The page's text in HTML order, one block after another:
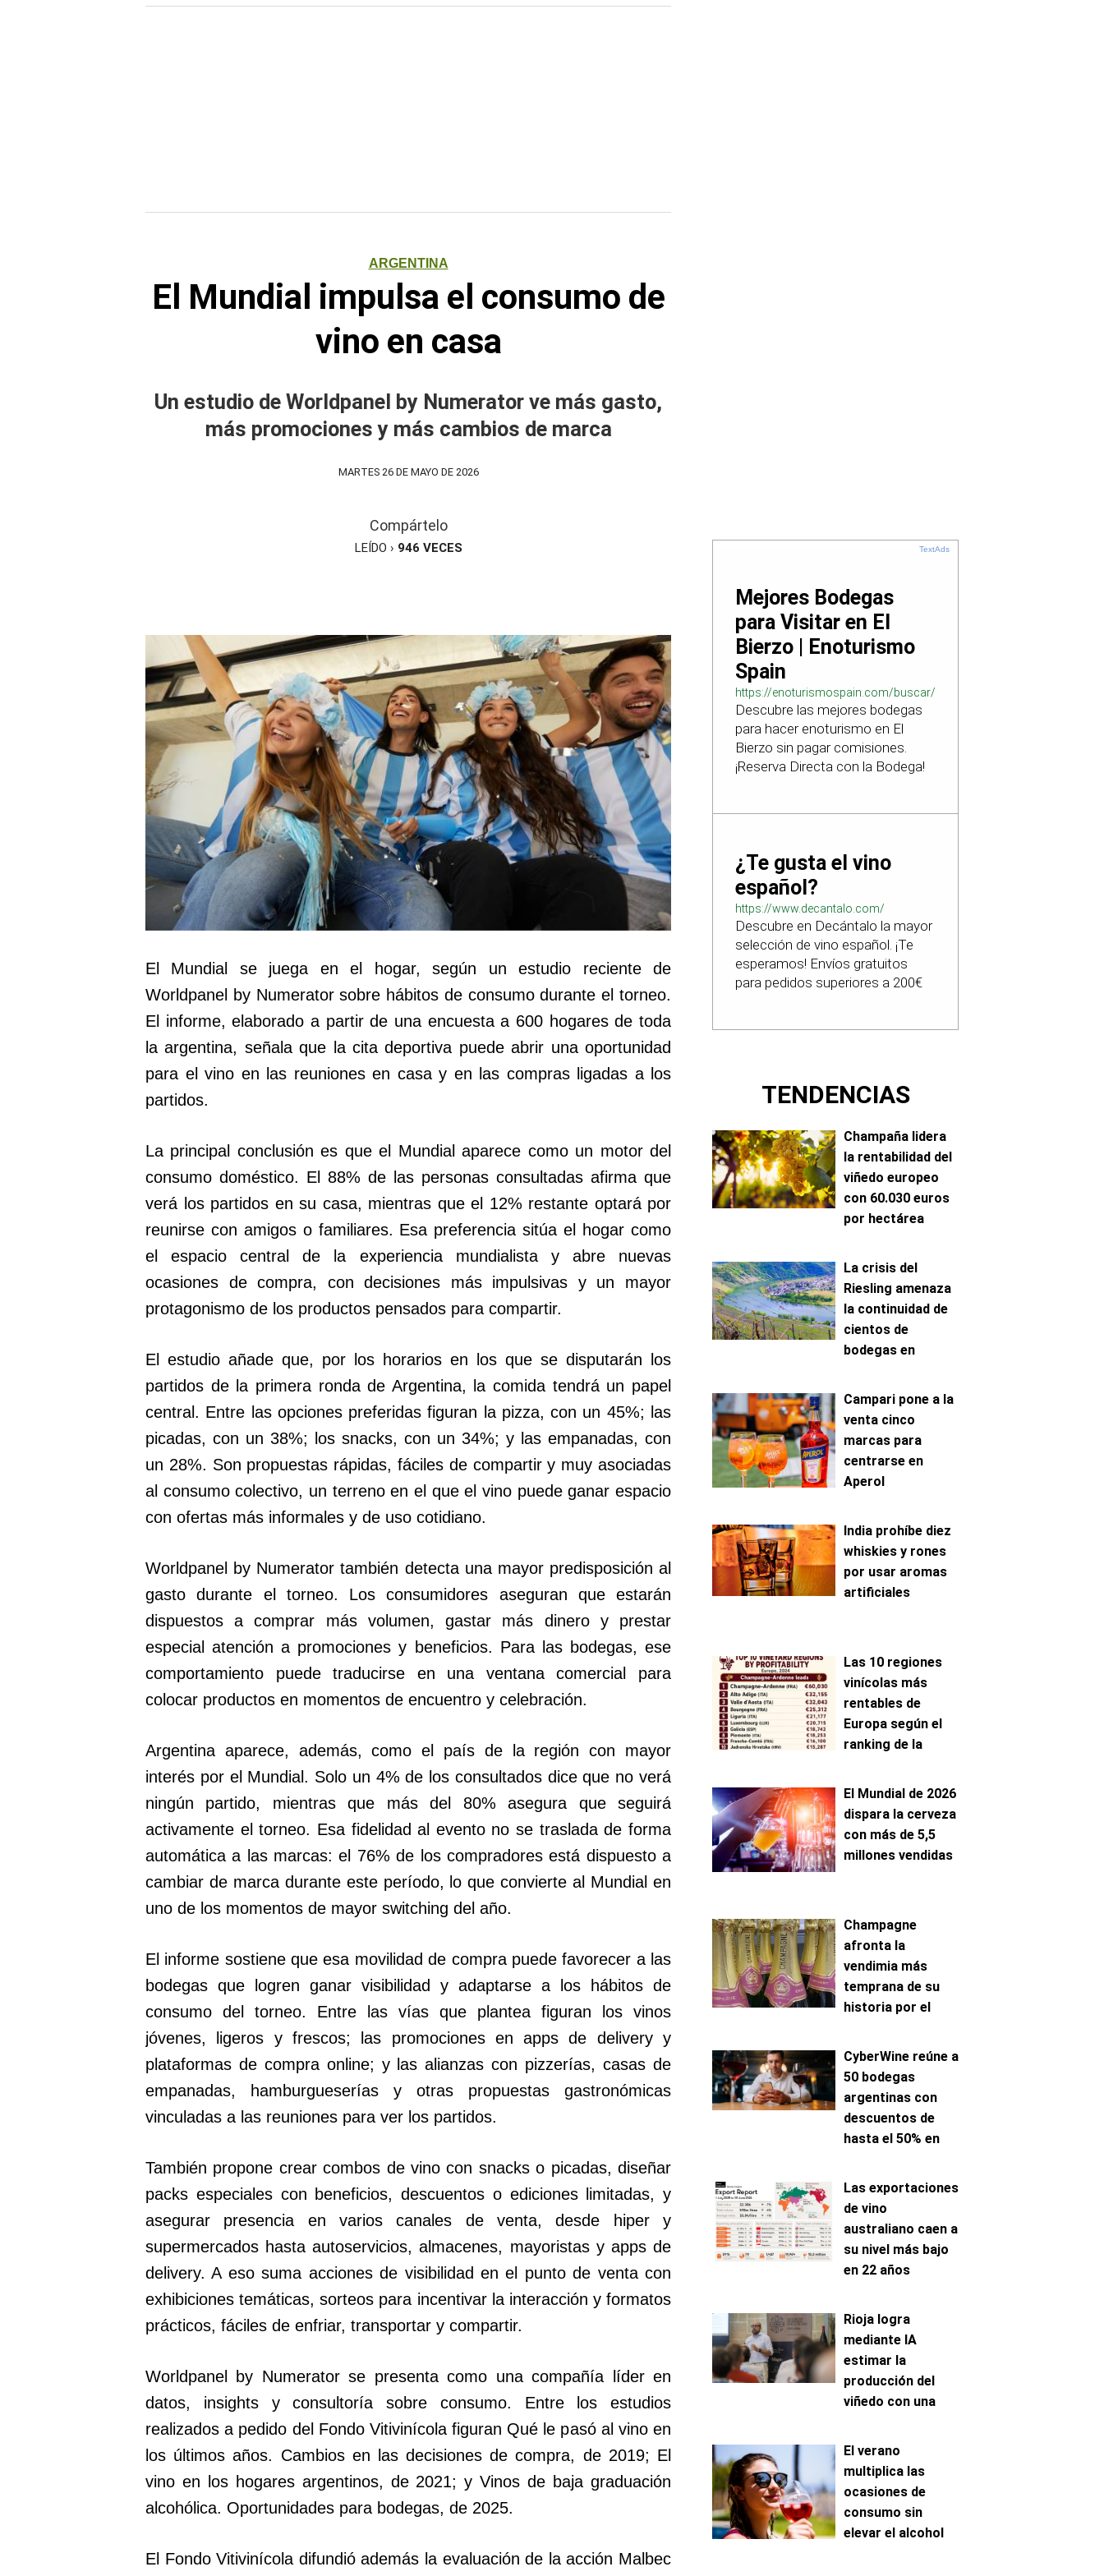
ARGENTINA
El Mundial impulsa el consumo de
vino en casa
Un estudio de Worldpanel by Numerator ve más gasto,
más promociones y más cambios de marca
MARTES 26 DE MAYO DE 2026
Compártelo
LEÍDO › 946 VECES
El Mundial se juega en el hogar, según un estudio reciente de
Worldpanel by Numerator sobre hábitos de consumo durante el torneo.
El informe, elaborado a partir de una encuesta a 600 hogares de toda
la argentina, señala que la cita deportiva puede abrir una oportunidad
para el vino en las reuniones en casa y en las compras ligadas a los
partidos.
La principal conclusión es que el Mundial aparece como un motor del
consumo doméstico. El 88% de las personas consultadas afirma que
verá los partidos en su casa, mientras que el 12% restante optará por
reunirse con amigos o familiares. Esa preferencia sitúa el hogar como
el espacio central de la experiencia mundialista y abre nuevas
ocasiones de compra, con decisiones más impulsivas y un mayor
protagonismo de los productos pensados para compartir.
El estudio añade que, por los horarios en los que se disputarán los
partidos de la primera ronda de Argentina, la comida tendrá un papel
central. Entre las opciones preferidas figuran la pizza, con un 45%; las
picadas, con un 38%; los snacks, con un 34%; y las empanadas, con
un 28%. Son propuestas rápidas, fáciles de compartir y muy asociadas
al consumo colectivo, un terreno en el que el vino puede ganar espacio
con ofertas más informales y de uso cotidiano.
Worldpanel by Numerator también detecta una mayor predisposición al
gasto durante el torneo. Los consumidores aseguran que estarán
dispuestos a comprar más volumen, gastar más dinero y prestar
especial atención a promociones y beneficios. Para las bodegas, ese
comportamiento puede traducirse en una ventana comercial para
colocar productos en momentos de encuentro y celebración.
Argentina aparece, además, como el país de la región con mayor
interés por el Mundial. Solo un 4% de los consultados dice que no verá
ningún partido, mientras que más del 80% asegura que seguirá
activamente el torneo. Esa fidelidad al evento no se traslada de forma
automática a las marcas: el 76% de los compradores está dispuesto a
cambiar de marca durante este período, lo que convierte al Mundial en
uno de los momentos de mayor switching del año.
El informe sostiene que esa movilidad de compra puede favorecer a las
bodegas que logren ganar visibilidad y adaptarse a los hábitos de
consumo del torneo. Entre las vías que plantea figuran los vinos
jóvenes, ligeros y frescos; las promociones en apps de delivery y
plataformas de compra online; y las alianzas con pizzerías, casas de
empanadas, hamburgueserías y otras propuestas gastronómicas
vinculadas a las reuniones para ver los partidos.
También propone crear combos de vino con snacks o picadas, diseñar
packs especiales con beneficios, descuentos o ediciones limitadas, y
asegurar presencia en varios canales de venta, desde hiper y
supermercados hasta autoservicios, almacenes, mayoristas y apps de
delivery. A eso suma acciones de visibilidad en el punto de venta con
exhibiciones temáticas, sorteos para incentivar la interacción y formatos
prácticos, fáciles de enfriar, transportar y compartir.
Worldpanel by Numerator se presenta como una compañía líder en
datos, insights y consultoría sobre consumo. Entre los estudios
realizados a pedido del Fondo Vitivinícola figuran Qué le pasó al vino en
los últimos años. Cambios en las decisiones de compra, de 2019; El
vino en los hogares argentinos, de 2021; y Vinos de baja graduación
alcohólica. Oportunidades para bodegas, de 2025.
El Fondo Vitivinícola difundió además la evaluación de la acción Malbec
TextAds
Mejores Bodegas
para Visitar en El
Bierzo | Enoturismo
Spain
https://enoturismospain.com/buscar/ciudad-
visitar-bodegas-en-leon
Descubre las mejores bodegas
para hacer enoturismo en El
Bierzo sin pagar comisiones.
¡Reserva Directa con la Bodega!
¿Te gusta el vino
español?
https://www.decantalo.com/
Descubre en Decántalo la mayor
selección de vino español. ¡Te
esperamos! Envíos gratuitos
para pedidos superiores a 200€
TENDENCIAS
Champaña lidera
la rentabilidad del
viñedo europeo
con 60.030 euros
por hectárea
La crisis del
Riesling amenaza
la continuidad de
cientos de
bodegas en
Campari pone a la
venta cinco
marcas para
centrarse en
Aperol
India prohíbe diez
whiskies y rones
por usar aromas
artificiales
Las 10 regiones
vinícolas más
rentables de
Europa según el
ranking de la
El Mundial de 2026
dispara la cerveza
con más de 5,5
millones vendidas
Champagne
afronta la
vendimia más
temprana de su
historia por el
maduración
CyberWine reúne a
50 bodegas
argentinas con
descuentos de
hasta el 50% en
Las exportaciones
de vino
australiano caen a
su nivel más bajo
en 22 años
Rioja logra
mediante IA
estimar la
producción del
viñedo con una
el 96%
El verano
multiplica las
ocasiones de
consumo sin
elevar el alcohol